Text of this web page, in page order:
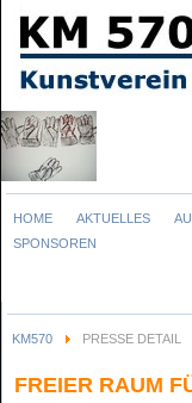
Navigation
überspringen
HOME AKTUELLES
SPONSOREN
KM570 PRESSE DETAIL
FREIER RAUM